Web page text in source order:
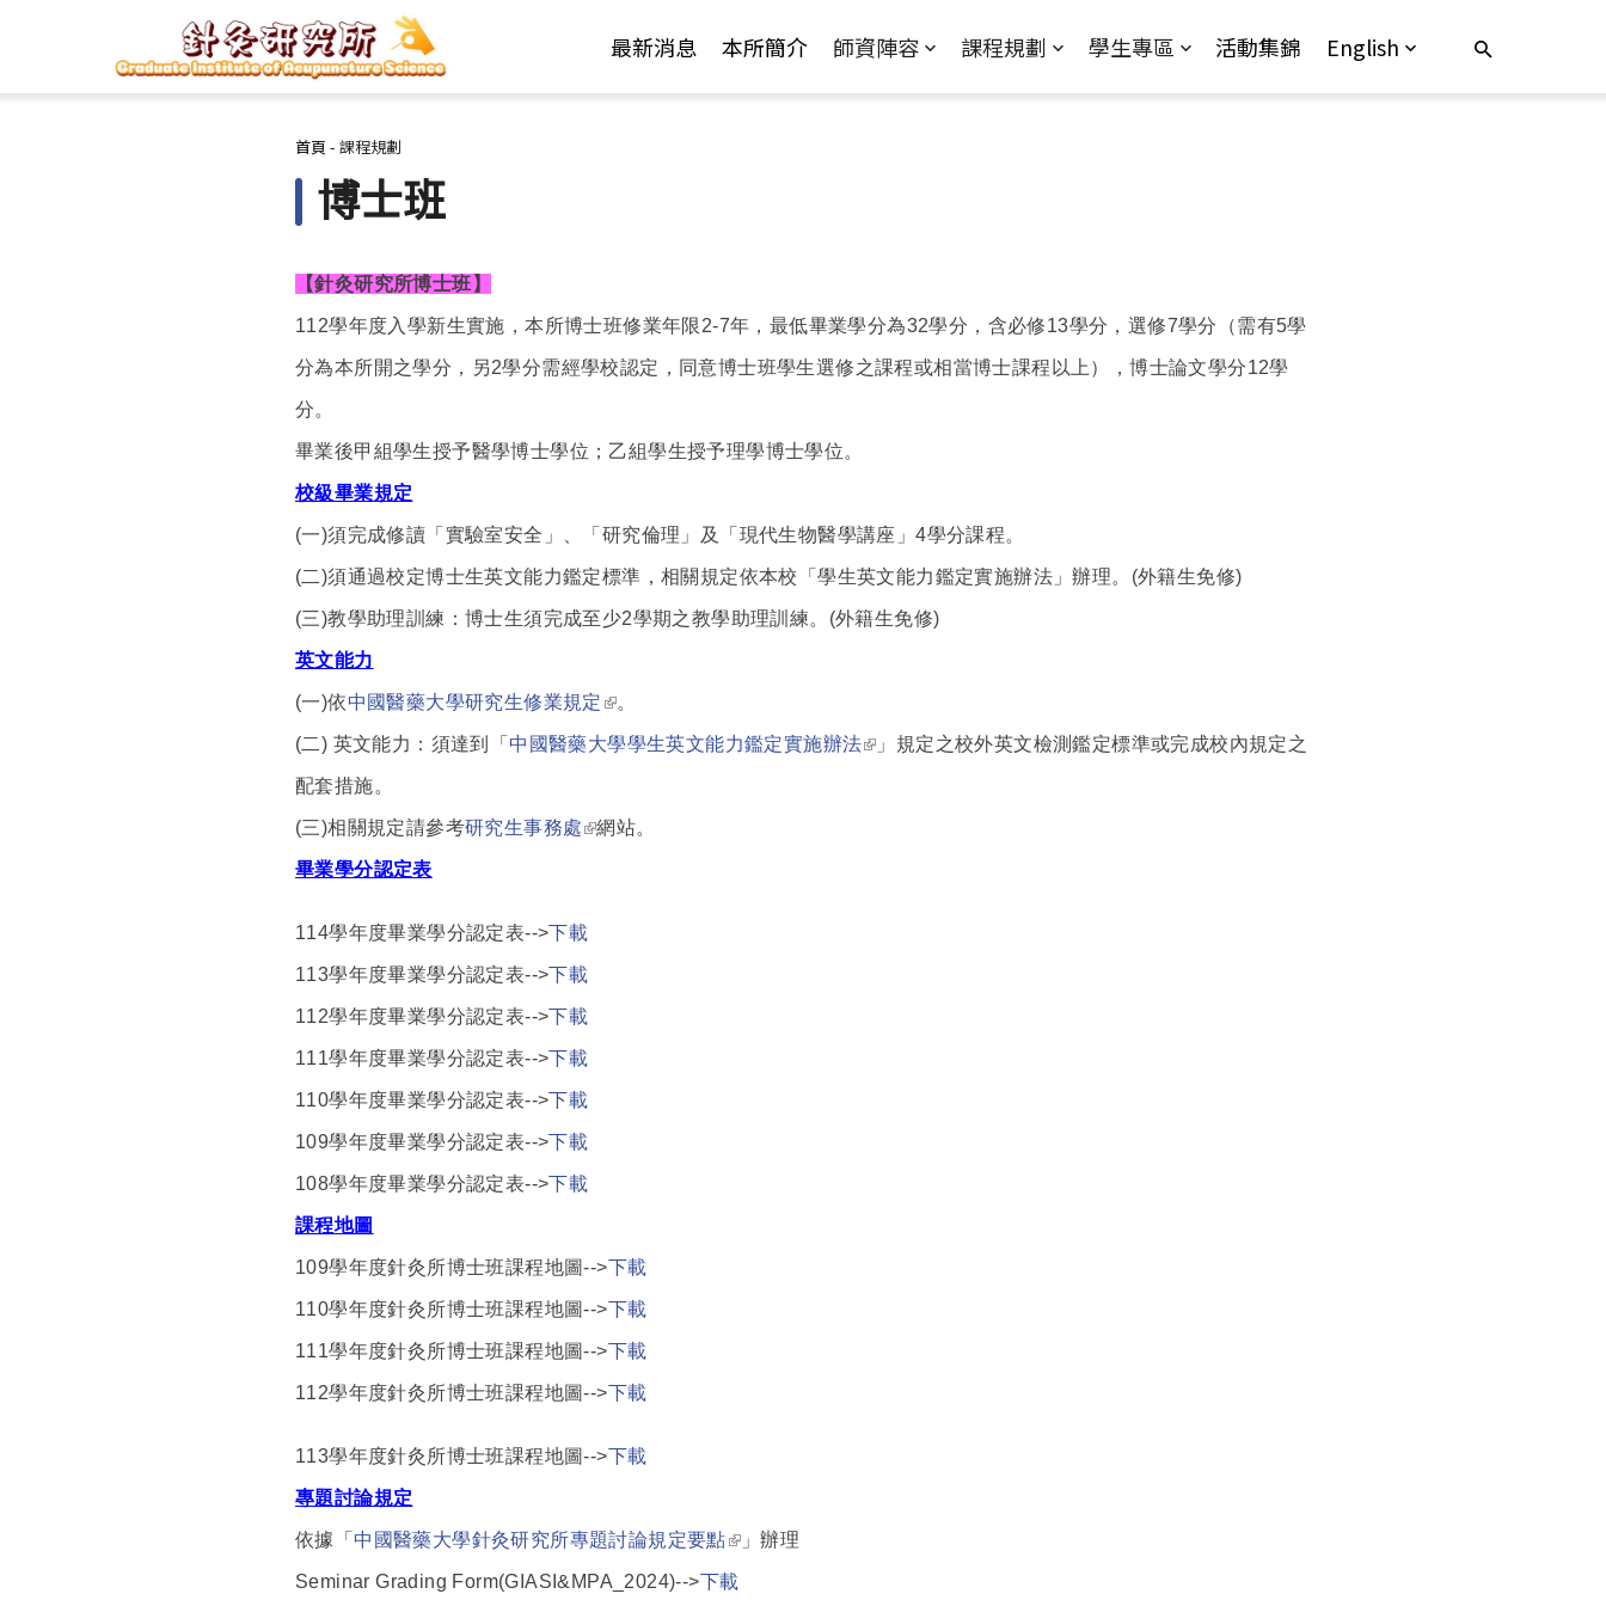
最新消息 本所簡介 師資陣容 課程規劃 學生專區 活動集錦 English
您在這裡
首頁 - 課程規劃
博士班
【針灸研究所博士班】
112學年度入學新生實施，本所博士班修業年限2-7年，最低畢業學分為32學分，含必修13學分，選修7學分（需有5學
分為本所開之學分，另2學分需經學校認定，同意博士班學生選修之課程或相當博士課程以上），博士論文學分12學
分。
畢業後甲組學生授予醫學博士學位；乙組學生授予理學博士學位。
校級畢業規定
(一)須完成修讀「實驗室安全」、「研究倫理」及「現代生物醫學講座」4學分課程。
(二)須通過校定博士生英文能力鑑定標準，相關規定依本校「學生英文能力鑑定實施辦法」辦理。(外籍生免修)
(三)教學助理訓練：博士生須完成至少2學期之教學助理訓練。(外籍生免修)
英文能力
(一)依中國醫藥大學研究生修業規定 (link is external)
。
(二) 英文能力：須達到「 中國醫藥大學學生英文能力鑑定實施辦法 (link is external)
」規定之校外英文檢測鑑定標準或完成校內規定之
配套措施。
(三)相關規定請參考研究生事務處 (link is external)
網站。
畢業學分認定表
114學年度畢業學分認定表-->下載
113學年度畢業學分認定表-->下載
112學年度畢業學分認定表-->下載
111學年度畢業學分認定表-->下載
110學年度畢業學分認定表-->下載
109學年度畢業學分認定表-->下載
108學年度畢業學分認定表-->下載
課程地圖
109學年度針灸所博士班課程地圖-->下載
110學年度針灸所博士班課程地圖-->下載
111學年度針灸所博士班課程地圖-->下載
112學年度針灸所博士班課程地圖-->下載
113學年度針灸所博士班課程地圖-->下載
專題討論規定
依據「 中國醫藥大學針灸研究所專題討論規定要點 (link is external)
」辦理
Seminar Grading Form(GIASI&MPA_2024)-->下載